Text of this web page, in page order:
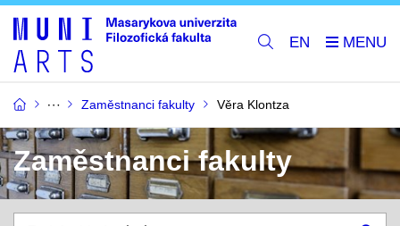
EN
Zaměstnanci fakulty Věra Klontza
Zaměstnanci fakulty